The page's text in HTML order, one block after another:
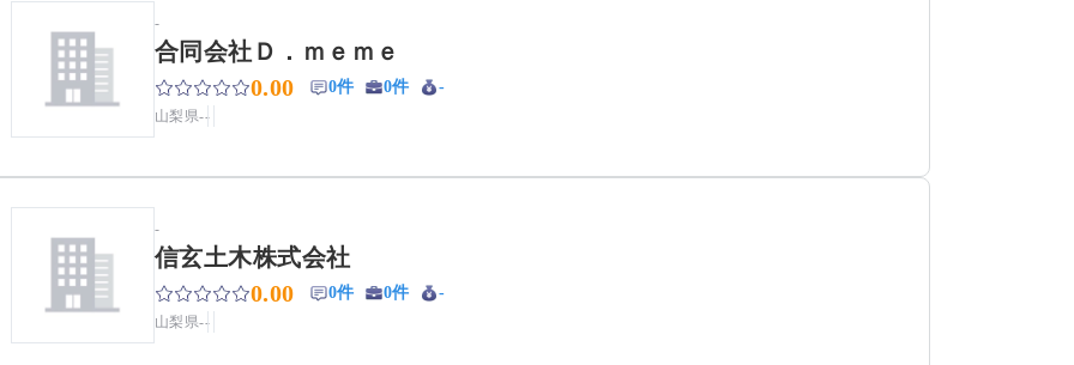
-
合同会社Ｄ．ｍｅｍｅ
0.00
0件 0件 -
山梨県--
-
信玄土木株式会社
0.00
0件 0件 -
山梨県--